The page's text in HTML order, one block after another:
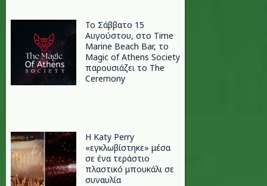
Το Σάββατο 15
Αυγούστου, στο Time
Marine Beach Bar, το
Magic of Athens Society
παρουσιάζει το The
Ceremony
H Katy Perry
«εγκλωβίστηκε» μέσα
σε ένα τεράστιο
πλαστικό μπουκάλι σε
συναυλία